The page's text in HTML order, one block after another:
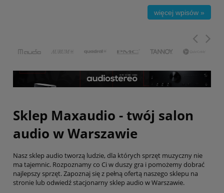
więcej wpisów »
Sklep Maxaudio - twój salon
audio w Warszawie
Nasz sklep audio tworzą ludzie, dla których sprzęt muzyczny nie
ma tajemnic. Rozpoznamy co Ci w duszy gra i pomożemy dobrać
najlepszy sprzęt. Zapoznaj się z pełną ofertą naszego sklepu na
stronie lub odwiedź stacjonarny sklep audio w Warszawie.